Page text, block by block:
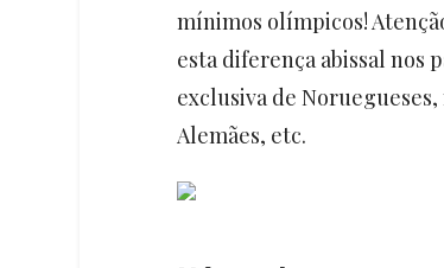
mínimos olímpicos!
esta diferença abissal nos
exclusiva de
Alemães, etc.